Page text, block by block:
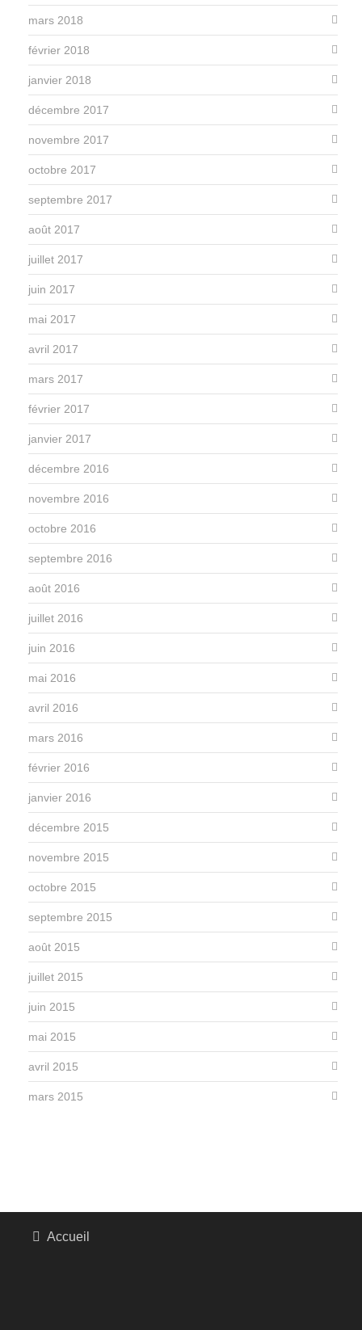
mars 2018
février 2018
janvier 2018
décembre 2017
novembre 2017
octobre 2017
septembre 2017
août 2017
juillet 2017
juin 2017
mai 2017
avril 2017
mars 2017
février 2017
janvier 2017
décembre 2016
novembre 2016
octobre 2016
septembre 2016
août 2016
juillet 2016
juin 2016
mai 2016
avril 2016
mars 2016
février 2016
janvier 2016
décembre 2015
novembre 2015
octobre 2015
septembre 2015
août 2015
juillet 2015
juin 2015
mai 2015
avril 2015
mars 2015
Accueil